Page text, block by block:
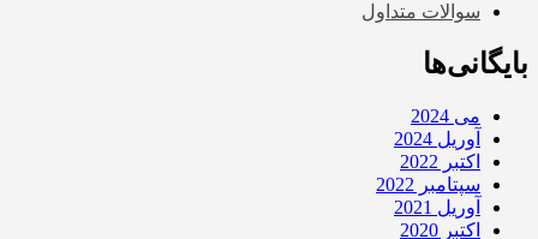
سوالات متداول
بایگانی‌ها
می 2024
آوریل 2024
اکتبر 2022
سپتامبر 2022
آوریل 2021
اکتبر 2020